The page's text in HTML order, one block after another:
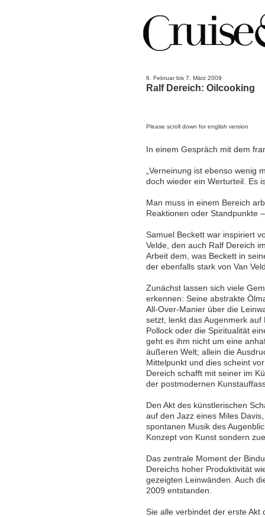
6. Februar bis 7. März 2009
Ralf Dereich: Oilcooking
Please scroll down for english version
In einem Gespräch mit dem
„Verneinung ist ebenso wenig
doch wieder ein Werturteil. Es
Man muss in einem Bereich
Reaktionen oder Standpunkte
Samuel Beckett war inspiriert
Velde, den auch Ralf Dereich
Arbeit dem, was Beckett in
der ebenfalls stark von Van
Zunächst lassen sich viele
erkennen: Seine abstrakte
All-Over-Manier über die
setzt, lenkt das Augenmerk
Pollock oder die Spiritualität
geht es ihm nicht um eine
äußeren Welt; allein die
Mittelpunkt und dies scheint
Dereich schafft mit seiner im
der postmodernen
Den Akt des künstlerischen
auf den Jazz eines Miles
spontanen Musik des
Konzept von Kunst sondern
Das zentrale Moment der
Dereichs hoher Produktivität
gezeigten Leinwänden. Auch
2009 entstanden.
Sie alle verbindet der erste Akt